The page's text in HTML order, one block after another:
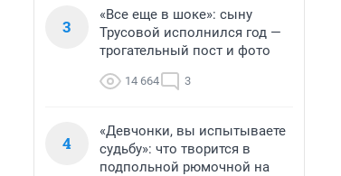
3
«Все еще в шоке»: сыну
Трусовой исполнился год —
трогательный пост и фото
14 664 3
4
«Девчонки, вы испытываете
судьбу»: что творится в
подпольной рюмочной на